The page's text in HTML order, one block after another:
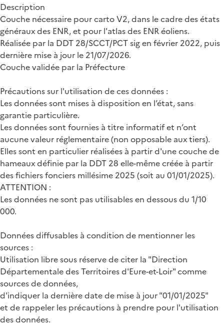
Description
Couche nécessaire pour carto V2, dans le cadre des états
généraux des ENR, et pour l'atlas des ENR éoliens.
Réalisée par la DDT 28/SCCT/PCT sig en février 2022, puis
dernière mise à jour le 21/07/2026.
Couche validée par la Préfecture
Précautions sur l'utilisation de ces données :
Les données sont mises à disposition en l’état, sans
garantie particulière.
Les données sont fournies à titre informatif et n’ont
aucune valeur réglementaire (non opposable aux tiers).
Elles sont en particulier réalisées à partir d'une couche de
hameaux définie par la DDT 28 elle-même créée à partir
des fichiers fonciers millésime 2025 (soit au 01/01/2025).
ATTENTION :
Les données ne sont pas utilisables en dessous du 1/10
000.
Données diffusables à condition de mentionner les
sources :
Utilisation libre sous réserve de citer la "Direction
Départementale des Territoires d'Eure-et-Loir" comme
sources de données,
d'indiquer la dernière date de mise à jour "01/01/2025"
et de rappeler les précautions à prendre pour l'utilisation
des données.